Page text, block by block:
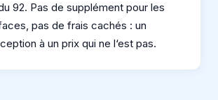
92. Pas de supplément pour les
pas de frais cachés : un
à un prix qui ne l‘est pas.